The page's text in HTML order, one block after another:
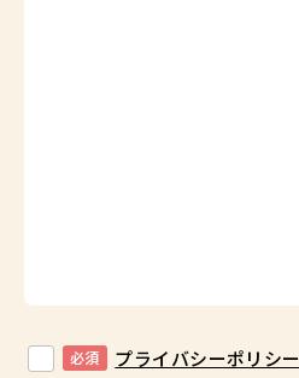
必須 プライバシーポリシー